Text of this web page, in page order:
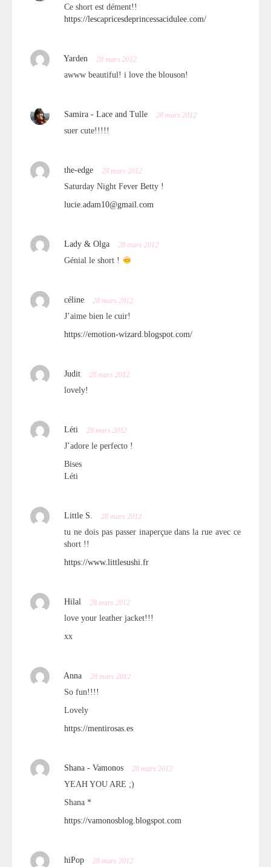
Ce short est dément!!
https://lescapricesdeprincessacidulee.com/
Yarden 28 mars 2012
awww beautiful! i love the blouson!
Samira - Lace and Tulle 28 mars 2012
suer cute!!!!!
the-edge 28 mars 2012
Saturday Night Fever Betty !
lucie.adam10@gmail.com
Lady & Olga 28 mars 2012
Génial le short !
céline 28 mars 2012
J’aime bien le cuir!
https://emotion-wizard.blogspot.com/
Judit 28 mars 2012
lovely!
Léti 28 mars 2012
J’adore le perfecto !
Bises
Léti
Little S. 28 mars 2012
tu ne dois pas passer inaperçue dans la rue avec ce
short !!
https://www.littlesushi.fr
Hilal 28 mars 2012
love your leather jacket!!!
xx
Anna 28 mars 2012
So fun!!!!
Lovely
https://mentirosas.es
Shana - Vamonos 28 mars 2012
YEAH YOU ARE ;)
Shana *
https://vamonosblog.blogspot.com
hiPop 28 mars 2012